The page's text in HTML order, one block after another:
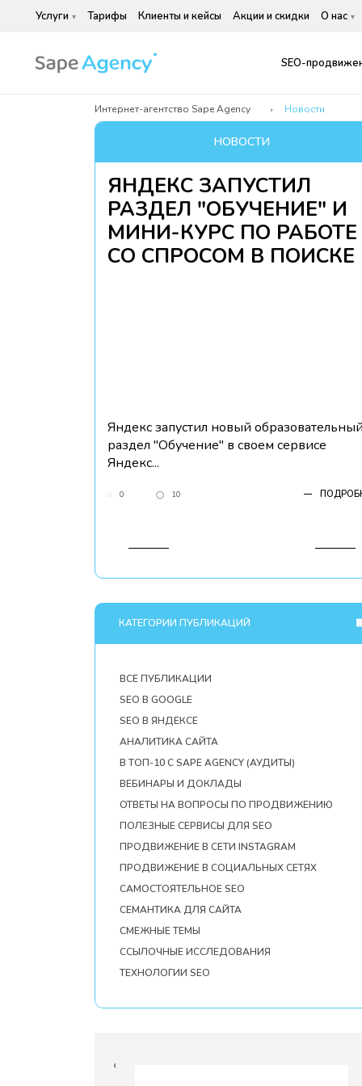
Услуги Тарифы Клиенты и кейсы Акции и скидки О нас
SEO-
Интернет-агентство Sape Agency Новости
НОВОСТИ
ЯНДЕКС ЗАПУСТИЛ
РАЗДЕЛ "ОБУЧЕНИЕ" И
МИНИ-КУРС ПО РАБОТЕ
СО СПРОСОМ В ПОИСКЕ
Яндекс запустил новый образовательный
раздел "Обучение" в своем сервисе
Яндекс...
0 10
КАТЕГОРИИ ПУБЛИКАЦИЙ
ВСЕ ПУБЛИКАЦИИ
SEO В GOOGLE
SEO В ЯНДЕКСЕ
АНАЛИТИКА САЙТА
В ТОП-10 С SAPE AGENCY (АУДИТЫ)
ВЕБИНАРЫ И ДОКЛАДЫ
ОТВЕТЫ НА ВОПРОСЫ ПО ПРОДВИЖЕНИЮ
ПОЛЕЗНЫЕ СЕРВИСЫ ДЛЯ SEO
ПРОДВИЖЕНИЕ В СЕТИ INSTAGRAM
ПРОДВИЖЕНИЕ В СОЦИАЛЬНЫХ СЕТЯХ
САМОСТОЯТЕЛЬНОЕ SEO
СЕМАНТИКА ДЛЯ САЙТА
СМЕЖНЫЕ ТЕМЫ
ССЫЛОЧНЫЕ ИССЛЕДОВАНИЯ
ТЕХНОЛОГИИ SEO